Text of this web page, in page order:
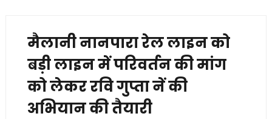
मैलानी नानपारा रेल लाइन को
बड़ी लाइन में परिवर्तन की मांग
को लेकर रवि गुप्ता नें की
अभियान की तैयारी